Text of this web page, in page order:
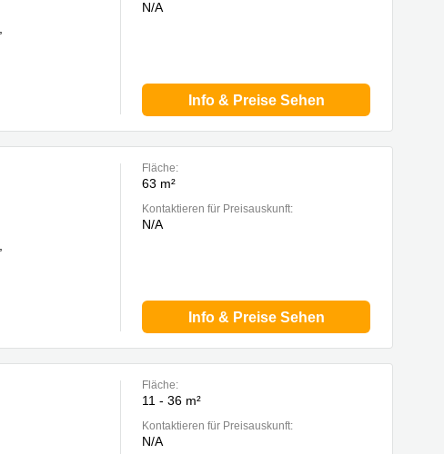
N/A
Info & Preise Sehen
Fläche:
63 m²
Kontaktieren für Preisauskunft:
N/A
Info & Preise Sehen
Fläche:
11 - 36 m²
Kontaktieren für Preisauskunft:
N/A